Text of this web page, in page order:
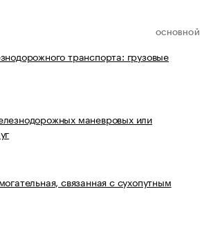
ОСНОВНОЙ
транспорта: грузовые
маневровых или
связанная с сухопутным